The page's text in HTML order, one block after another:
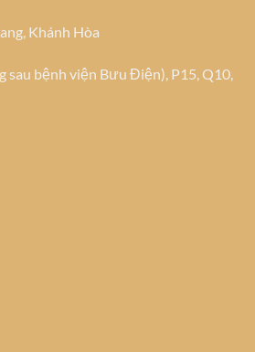
Khánh Hòa
sau bệnh viện Bưu Điện), P15, Q10,